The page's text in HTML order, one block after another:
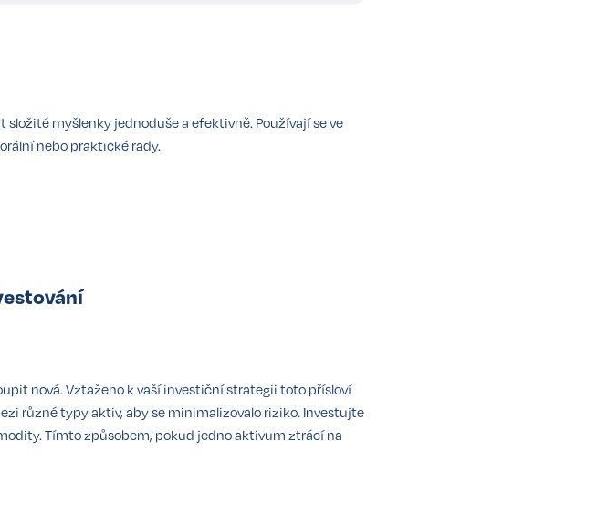
myšlenky jednoduše a efektivně. Používají se ve
nebo praktické rady.
nová. Vztaženo k vaší investiční strategii toto přísloví
různé typy aktiv, aby se minimalizovalo riziko. Investujte
Tímto způsobem, pokud jedno aktivum ztrácí na